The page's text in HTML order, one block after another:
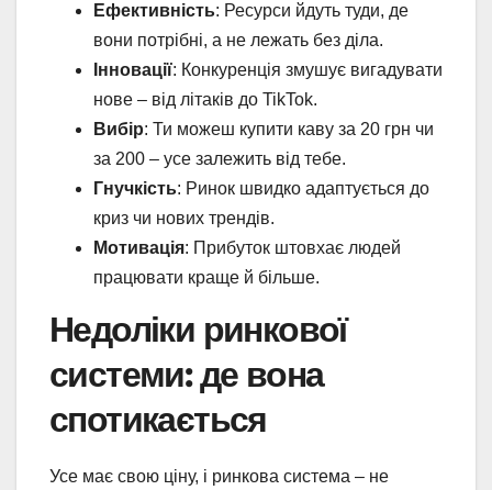
Ефективність: Ресурси йдуть туди, де
вони потрібні, а не лежать без діла.
Інновації: Конкуренція змушує вигадувати
нове – від літаків до TikTok.
Вибір: Ти можеш купити каву за 20 грн чи
за 200 – усе залежить від тебе.
Гнучкість: Ринок швидко адаптується до
криз чи нових трендів.
Мотивація: Прибуток штовхає людей
працювати краще й більше.
Недоліки ринкової
системи: де вона
спотикається
Усе має свою ціну, і ринкова система – не